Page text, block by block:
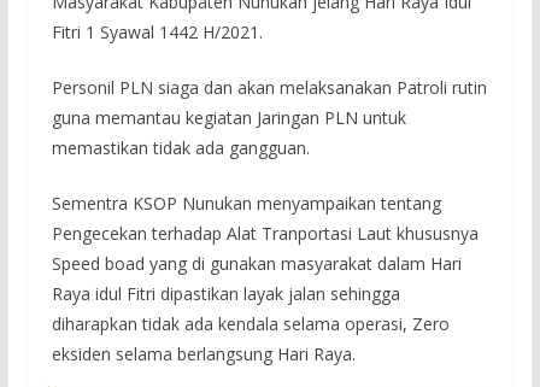
Fitri 1 Syawal 1442 H/2021.
Personil PLN siaga dan akan melaksanakan Patroli rutin
guna memantau kegiatan Jaringan PLN untuk
memastikan tidak ada gangguan.
Sementra KSOP Nunukan menyampaikan tentang
Pengecekan terhadap Alat Tranportasi Laut khususnya
Speed boad yang di gunakan masyarakat dalam Hari
Raya idul Fitri dipastikan layak jalan sehingga
diharapkan tidak ada kendala selama operasi, Zero
eksiden selama berlangsung Hari Raya.